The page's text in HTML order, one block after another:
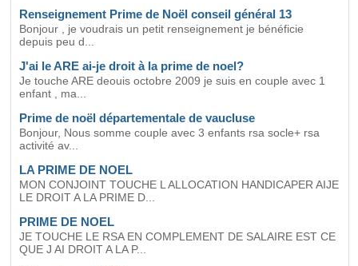
Renseignement Prime de Noël conseil général 13
Bonjour , je voudrais un petit renseignement je bénéficie
depuis peu d...
J'ai le ARE ai-je droit à la prime de noel?
Je touche ARE deouis octobre 2009 je suis en couple avec 1
enfant , ma...
Prime de noël départementale de vaucluse
Bonjour, Nous somme couple avec 3 enfants rsa socle+ rsa
activité av...
LA PRIME DE NOEL
MON CONJOINT TOUCHE L ALLOCATION HANDICAPER AIJE
LE DROIT A LA PRIME D...
PRIME DE NOEL
JE TOUCHE LE RSA EN COMPLEMENT DE SALAIRE EST CE
QUE J AI DROIT A LA P...